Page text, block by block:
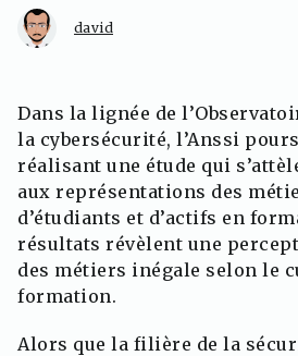
david
Dans la lignée de
la cybersécurité, l’Anssi
réalisant une étude qui
aux représentations des
d’étudiants et d’actifs en
résultats révèlent une
des métiers inégale selon le
formation.
Alors que la filière de la